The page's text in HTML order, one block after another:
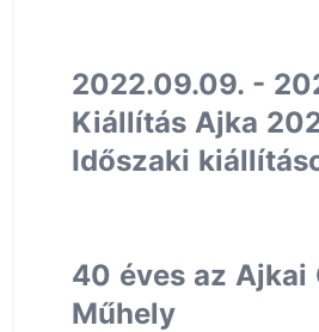
2022.09.09. -
Kiállítás Ajka
Időszaki
40 éves az Ajkai
Műhely